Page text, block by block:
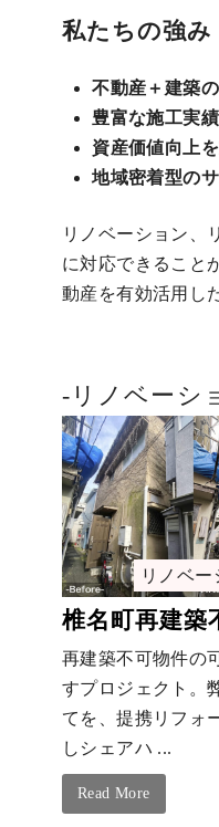
私たちの強み
不動産＋建築
豊富な施工実績
資産価値向上
地域密着型の
リノベーション、
に対応できること
動産を有効活用し
-リノベーシ
リノベー
椎名町再建築
再建築不可物件の
すプロジェクト。
てを、提携リフォ
しシェアハ ...
Read More